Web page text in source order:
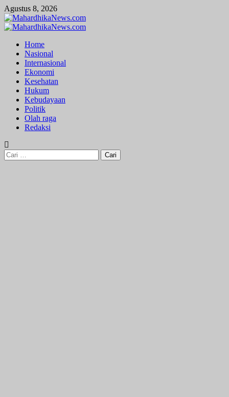
Skip
to
content
Agustus 8, 2026
Primary
Home
Nasional
Internasional
Ekonomi
Kesehatan
Hukum
Kebudayaan
Politik
Olah raga
Redaksi
Cari
untuk: